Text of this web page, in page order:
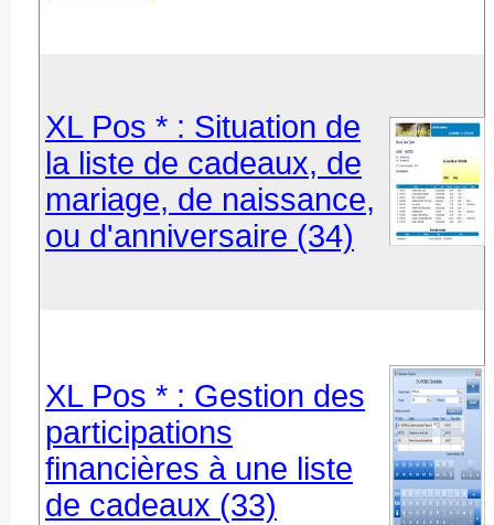
XL Pos * : Situation de
la liste de cadeaux, de
mariage, de naissance,
ou d'anniversaire (34)
XL Pos * : Gestion des
participations
financières à une liste
de cadeaux (33)